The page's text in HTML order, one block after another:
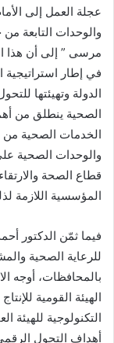
عجلة العمل إلى
والوحدات التابعة
مرسى ” إلى أن هذا
في إطار
الدولة وتهيئتها
الصحية ينطلق من
الخدمات الصحية من
والوحدات الصحية
قطاع الصحة
المؤسسية اللازمة
فيما ثمّن الدكتور
للرعاية الصحية
بالمحافظات، أوجه
الهيئة القومية
التكنولوجية للهيئة
أهداف التحول